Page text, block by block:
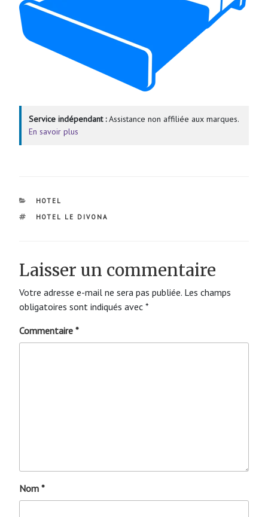
Service indépendant :Assistance non affiliée aux marques.
En savoir plus
CATÉGORIES
HOTEL
ÉTIQUETTES
HOTEL LE DIVONA
Laisser un commentaire
Votre adresse e-mail ne sera pas publiée. Les champs
obligatoires sont indiqués avec *
Commentaire *
Nom *